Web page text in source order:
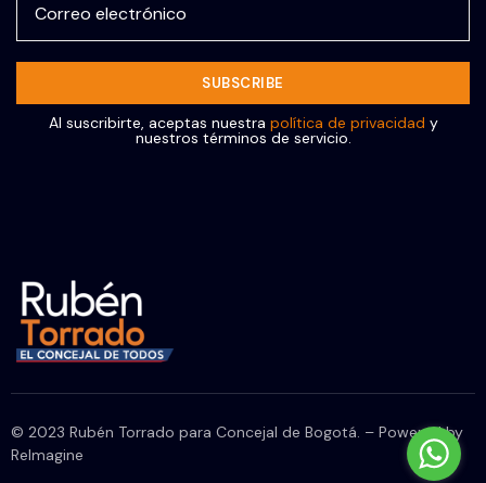
Al suscribirte, aceptas nuestra política de privacidad y
nuestros términos de servicio.
© 2023 Rubén Torrado para Concejal de Bogotá. – Powered by
ReImagine